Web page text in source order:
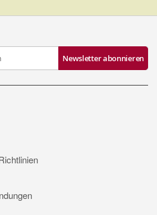
Newsletter abonnieren